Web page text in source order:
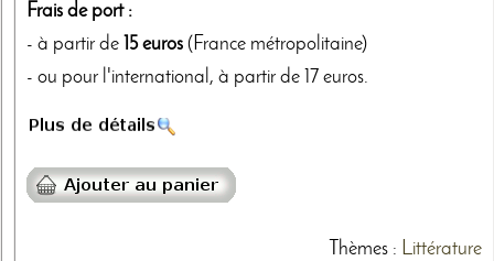
Frais de port :
- à partir de 15 euros (France métropolitaine)
- ou pour l'international, à partir de 17 euros.
Thèmes: Littérature